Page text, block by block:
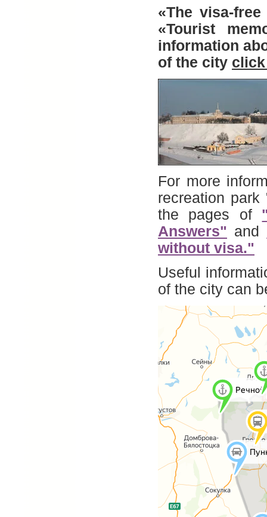
«The visa-
«Tourist
information
of the city
For more
recreation
the pages of
Answers" and
without visa."
Useful
of the city can